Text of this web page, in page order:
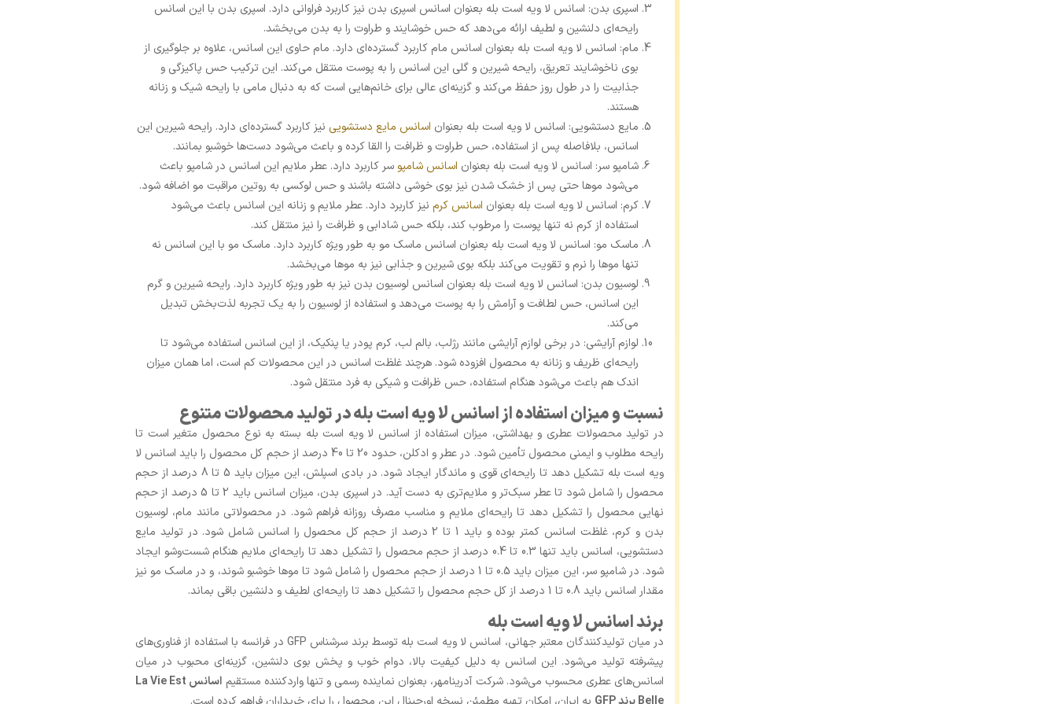
اسپری بدن: اسانس لا ویه است بله بعنوان اسانس اسپری بدن نیز کاربرد فراوانی دارد. اسپری بدن با این اسانس
رایحه‌ای دلنشین و لطیف ارائه می‌دهد که حس خوشایند و طراوت را به بدن می‌بخشد.
مام: اسانس لا ویه است بله بعنوان اسانس مام کاربرد گسترده‌ای دارد. مام حاوی این اسانس، علاوه بر جلوگیری از
بوی ناخوشایند تعریق، رایحه شیرین و گلی این اسانس را به پوست منتقل می‌کند. این ترکیب حس پاکیزگی و
جذابیت را در طول روز حفظ می‌کند و گزینه‌ای عالی برای خانم‌هایی است که به دنبال مامی با رایحه شیک و زنانه
هستند.
مایع دستشویی: اسانس لا ویه است بله بعنوان اسانس مایع دستشویی نیز کاربرد گسترده‌ای دارد. رایحه شیرین این
اسانس، بلافاصله پس از استفاده، حس طراوت و ظرافت را القا کرده و باعث می‌شود دست‌ها خوشبو بمانند.
شامپو سر: اسانس لا ویه است بله بعنوان اسانس شامپو سر کاربرد دارد. عطر ملایم این اسانس در شامپو باعث
می‌شود موها حتی پس از خشک شدن نیز بوی خوشی داشته باشند و حس لوکسی به روتین مراقبت مو اضافه شود.
کرم: اسانس لا ویه است بله بعنوان اسانس کرم نیز کاربرد دارد. عطر ملایم و زنانه این اسانس باعث می‌شود
استفاده از کرم نه تنها پوست را مرطوب کند، بلکه حس شادابی و ظرافت را نیز منتقل کند.
ماسک مو: اسانس لا ویه است بله بعنوان اسانس ماسک مو به طور ویژه کاربرد دارد. ماسک مو با این اسانس نه
تنها موها را نرم و تقویت می‌کند بلکه بوی شیرین و جذابی نیز به موها می‌بخشد.
لوسیون بدن: اسانس لا ویه است بله بعنوان اسانس لوسیون بدن نیز به طور ویژه کاربرد دارد. رایحه شیرین و گرم
این اسانس، حس لطافت و آرامش را به پوست می‌دهد و استفاده از لوسیون را به یک تجربه لذت‌بخش تبدیل
می‌کند.
لوازم آرایشی: در برخی لوازم آرایشی مانند رژلب، بالم لب، کرم پودر یا پنکیک، از این اسانس استفاده می‌شود تا
رایحه‌ای ظریف و زنانه به محصول افزوده شود. هرچند غلظت اسانس در این محصولات کم است، اما همان میزان
اندک هم باعث می‌شود هنگام استفاده، حس ظرافت و شیکی به فرد منتقل شود.
نسبت و میزان استفاده از اسانس لا ویه است بله در تولید محصولات متنوع
در تولید محصولات عطری و بهداشتی، میزان استفاده از اسانس لا ویه است بله بسته به نوع محصول متغیر است تا
رایحه مطلوب و ایمنی محصول تأمین شود. در عطر و ادکلن، حدود 20 تا 40 درصد از حجم کل محصول را باید اسانس لا
ویه است بله تشکیل دهد تا رایحه‌ای قوی و ماندگار ایجاد شود. در بادی اسپلش، این میزان باید 5 تا 8 درصد از حجم
محصول را شامل شود تا عطر سبک‌تر و ملایم‌تری به دست آید. در اسپری بدن، میزان اسانس باید 2 تا 5 درصد از حجم
نهایی محصول را تشکیل دهد تا رایحه‌ای ملایم و مناسب مصرف روزانه فراهم شود. در محصولاتی مانند مام، لوسیون
بدن و کرم، غلظت اسانس کمتر بوده و باید 1 تا 2 درصد از حجم کل محصول را اسانس شامل شود. در تولید مایع
دستشویی، اسانس باید تنها 0.3 تا 0.4 درصد از حجم محصول را تشکیل دهد تا رایحه‌ای ملایم هنگام شست‌وشو ایجاد
شود. در شامپو سر، این میزان باید 0.5 تا 1 درصد از حجم محصول را شامل شود تا موها خوشبو شوند، و در ماسک مو نیز
مقدار اسانس باید 0.8 تا 1 درصد از کل حجم محصول را تشکیل دهد تا رایحه‌ای لطیف و دلنشین باقی بماند.
برند اسانس لا ویه است بله
در میان تولیدکنندگان معتبر جهانی، اسانس لا ویه است بله توسط برند سرشناس GFP در فرانسه با استفاده از فناوری‌های
پیشرفته تولید می‌شود. این اسانس به دلیل کیفیت بالا، دوام خوب و پخش بوی دلنشین، گزینه‌ای محبوب در میان
اسانس‌های عطری محسوب می‌شود. شرکت آدرینامهر، بعنوان نماینده رسمی و تنها واردکننده مستقیم
اسانس La Vie Est